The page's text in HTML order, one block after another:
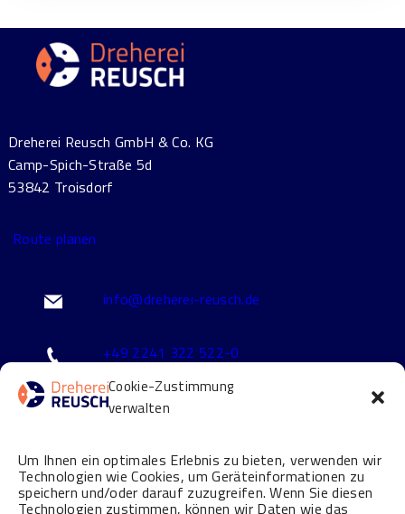
Cookie-Zustimmung
verwalten
Um Ihnen ein optimales Erlebnis zu bieten, verwenden wir
Technologien wie Cookies, um Geräteinformationen zu
speichern und/oder darauf zuzugreifen. Wenn Sie diesen
Technologien zustimmen, können wir Daten wie das
Dreherei Reusch GmbH & Co. KG
Camp-Spich-Straße 5d
53842 Troisdorf
Route planen
info@dreherei-reusch.de
+49 2241 322 522-0
Leistungen
CNC-Lohnfertigung seit über 60 Jahren
Drehen
Neuigkeiten
Historie